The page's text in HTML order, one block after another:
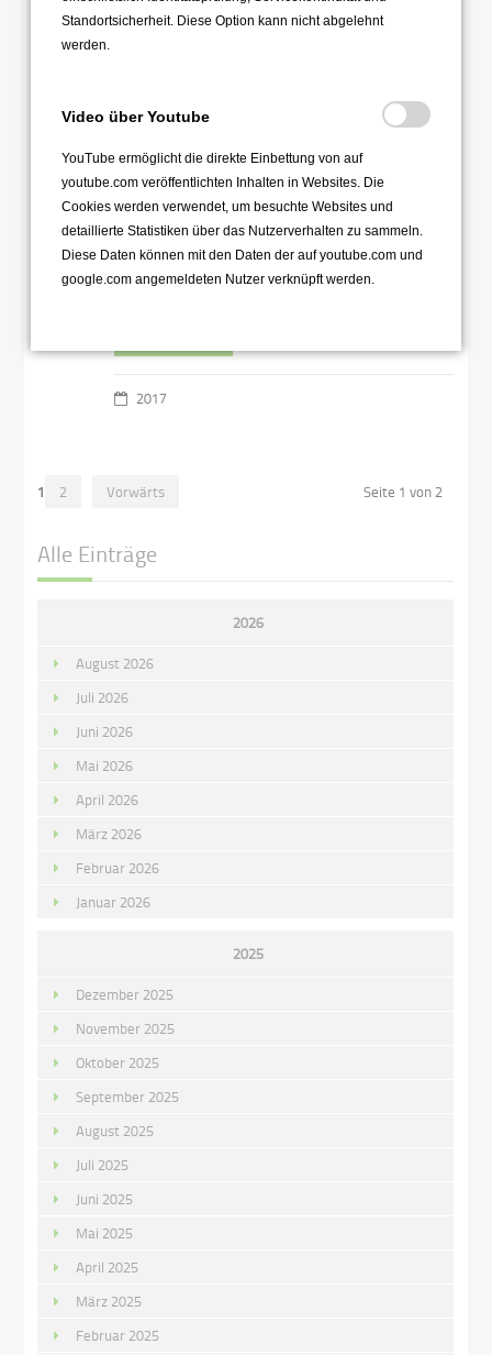
07 Paten
Im Mentoren-Programm der PFH und
dem OHG sind Studierende Ansprech-
2017
Seite 1 von 2
1 2 Vorwärts
Alle Einträge
2026
August 2026
Juli 2026
Juni 2026
Mai 2026
April 2026
März 2026
Februar 2026
Januar 2026
2025
Dezember 2025
November 2025
Oktober 2025
September 2025
August 2025
Juli 2025
Juni 2025
Mai 2025
April 2025
März 2025
Februar 2025
Standortsicherheit. Diese Option kann nicht abgelehnt
werden.
Video über Youtube
YouTube ermöglicht die direkte Einbettung von auf
youtube.com veröffentlichten Inhalten in Websites. Die
Cookies werden verwendet, um besuchte Websites und
detaillierte Statistiken über das Nutzerverhalten zu sammeln.
Diese Daten können mit den Daten der auf youtube.com und
google.com angemeldeten Nutzer verknüpft werden.